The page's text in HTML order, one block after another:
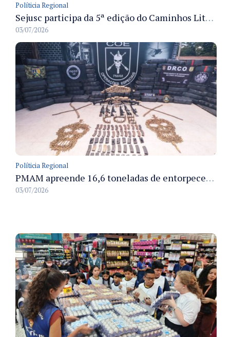
Políticia Regional
Sejusc participa da 5ª edição do Caminhos Literários com foco na cultura hip-hop nas unidades socioeducativas
03/07/2026
Políticia Regional
PMAM apreende 16,6 toneladas de entorpecentes e registra aumento nas prisões em flagrante e nas capturas de foragidos no primeiro semestre de 2026
03/07/2026